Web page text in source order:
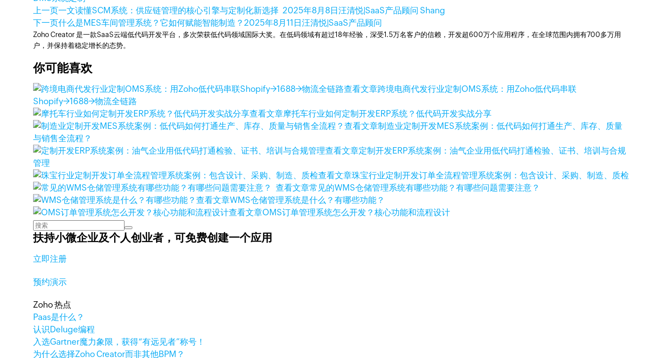
上一页一文读懂SCM系统：供应链管理的核心引擎与定制化新选择2025年8月8日汪清悦|SaaS产品顾问 Shang
下一页什么是MES车间管理系统？它如何赋能智能制造？2025年8月11日汪清悦|SaaS产品顾问
Zoho Creator 是一款SaaS云端低代码开发平台，多次荣获低代码领域国际大奖。在低码领域有超过18年经验，深受1.5万名客户的信赖，开发超600万个应用程序，在全球范围内拥有700多万用
户，并保持着稳定增长的态势。
你可能喜欢
查看文章跨境电商代发行业定制OMS系统：用Zoho低代码串联
Shopify→1688→物流全链路
查看文章摩托车行业如何定制开发ERP系统？低代码开发实战分享
查看文章制造业定制开发MES系统案例：低代码如何打通生产、库存、质量
与销售全流程？
查看文章定制开发ERP系统案例：油气企业用低代码打通检验、证书、培训与合规
管理
查看文章珠宝行业定制开发订单全流程管理系统案例：包含设计、采购、制造、质检
查看文章常见的WMS仓储管理系统有哪些功能？有哪些问题需要注意？
查看文章WMS仓储管理系统是什么？有哪些功能？
查看文章OMS订单管理系统怎么开发？核心功能和流程设计
扶持小微企业及个人创业者，可免费创建一个应用
立即注册
预约演示
Zoho 热点
Paas是什么？
认识Deluge编程
入选Gartner魔力象限，获得“有远见者”称号！
为什么选择Zoho Creator而非其他BPM？